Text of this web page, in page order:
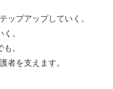
ップアップしていく。
。
。
者を支えます。